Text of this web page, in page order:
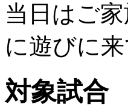
当日はご
に遊びに
対象試合